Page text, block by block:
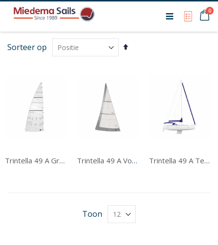
My0
Sorteer op
Van
Trintella 49 A Grootzeil Trintella 49 A Voorzeil Trintella 49 A Tentwerk
Toon